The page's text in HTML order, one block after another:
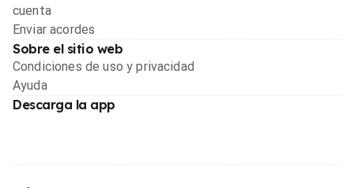
cuenta
Enviar acordes
Sobre el sitio web
Condiciones de uso y privacidad
Ayuda
Descarga la app